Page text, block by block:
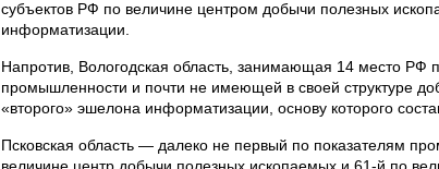
субъектов РФ по величине центром добычи полезных
информатизации.
Напротив, Вологодская область, занимающая 14 место
промышленности и почти не имеющей в своей структуре
«второго» эшелона информатизации, основу которого
Псковская область — далеко не первый по показателям